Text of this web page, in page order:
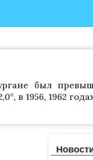
был
в 1956, 1962